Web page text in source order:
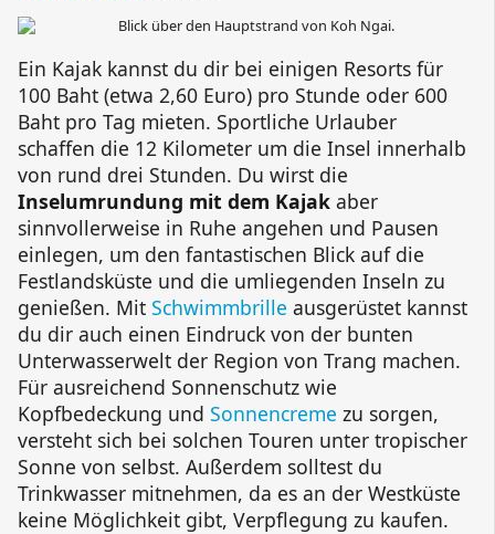
Ein Kajak kannst du dir bei einigen Resorts für
100 Baht (etwa 2,60 Euro) pro Stunde oder 600
Baht pro Tag mieten. Sportliche Urlauber
schaffen die 12 Kilometer um die Insel innerhalb
von rund drei Stunden. Du wirst die
Inselumrundung mit dem Kajak aber
sinnvollerweise in Ruhe angehen und Pausen
einlegen, um den fantastischen Blick auf die
Festlandsküste und die umliegenden Inseln zu
genießen. Mit Schwimmbrille ausgerüstet kannst
du dir auch einen Eindruck von der bunten
Unterwasserwelt der Region von Trang machen.
Für ausreichend Sonnenschutz wie
Kopfbedeckung und Sonnencreme zu sorgen,
versteht sich bei solchen Touren unter tropischer
Sonne von selbst. Außerdem solltest du
Trinkwasser mitnehmen, da es an der Westküste
keine Möglichkeit gibt, Verpflegung zu kaufen.